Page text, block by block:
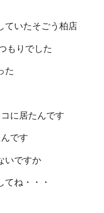
ていたそごう柏店
もりでした
た
に居たんです
です
いですか
ね・・・